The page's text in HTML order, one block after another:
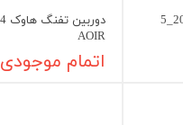
دوربین تفنگ هاوک 44×20_5
AOIR
اتمام موجودی